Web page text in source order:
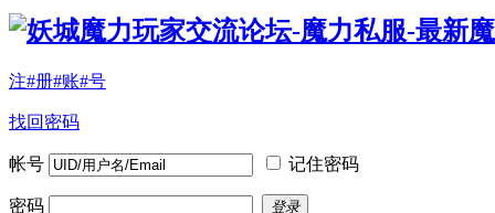
注#册#账#号
找回密码
帐号 记住密码
密码 登录